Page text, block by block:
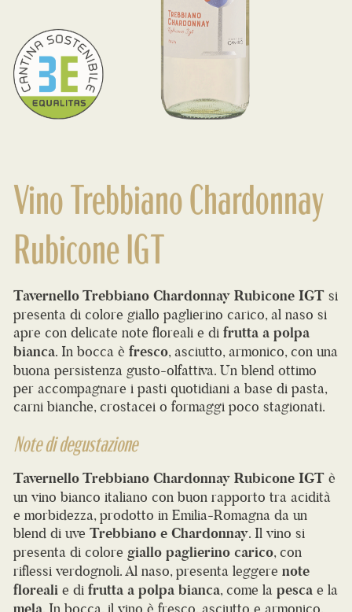
Vino Trebbiano Chardonnay
Rubicone IGT
Tavernello Trebbiano Chardonnay Rubicone IGT
presenta di colore giallo paglierino carico, al naso si
apre con delicate note floreali e difrutta a polpa
bianca. In bocca èfresco, asciutto, armonico, con una
buona persistenza gusto-olfattiva. Un blend ottimo
per accompagnare i pasti quotidiani a base di pasta,
carni bianche, crostacei o formaggi poco stagionati.
Note di degustazione
Tavernello Trebbiano Chardonnay Rubicone IGT
un vino bianco italiano con buon rapporto tra acidità
e morbidezza, prodotto in Emilia-Romagna da un
blend di uveTrebbiano e Chardonnay. Il vino si
presenta di coloregiallo paglierino carico , con
riflessi verdognoli. Al naso, presenta leggerenote
florealie difrutta a polpa bianca, come la pesca
mela. In bocca, il vino è fresco, asciutto e armonico,
con unabuona persistenzagusto-olfattiva.